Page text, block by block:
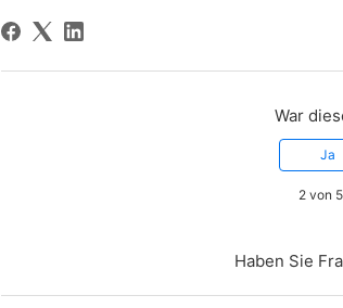
War
Ja
2 von
Haben Sie